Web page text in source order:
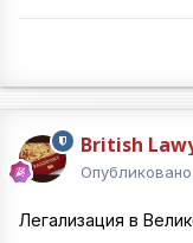
British
Опубликовано
Легализация в